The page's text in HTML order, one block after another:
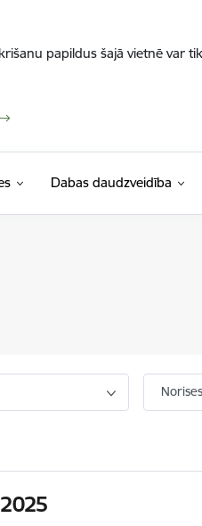
papildus šajā vietnē var
Dabas daudzveidība